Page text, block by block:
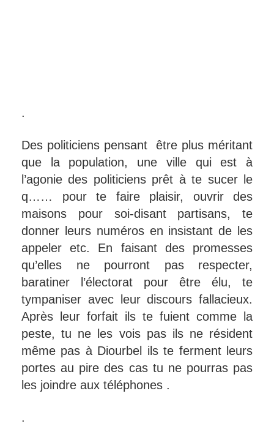
.
Des politiciens pensant être plus méritant
que la population, une ville qui est à
l’agonie des politiciens prêt à te sucer le
q…… pour te faire plaisir, ouvrir des
maisons pour soi-disant partisans, te
donner leurs numéros en insistant de les
appeler etc. En faisant des promesses
qu’elles ne pourront pas respecter,
baratiner l’électorat pour être élu, te
tympaniser avec leur discours fallacieux.
Après leur forfait ils te fuient comme la
peste, tu ne les vois pas ils ne résident
même pas à Diourbel ils te ferment leurs
portes au pire des cas tu ne pourras pas
les joindre aux téléphones .
.